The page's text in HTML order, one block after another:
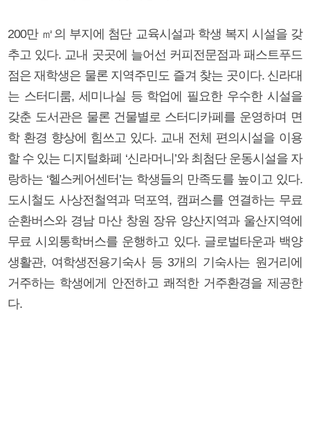
200만 ㎡의 부지에 첨단 교육시설과 학생 복지 시설을 갖
추고 있다. 교내 곳곳에 늘어선 커피전문점과 패스트푸드
점은 재학생은 물론 지역주민도 즐겨 찾는 곳이다. 신라대
는 스터디룸, 세미나실 등 학업에 필요한 우수한 시설을
갖춘 도서관은 물론 건물별로 스터디카페를 운영하며 면
학 환경 향상에 힘쓰고 있다. 교내 전체 편의시설을 이용
할 수 있는 디지털화폐 ‘신라머니’와 최첨단 운동시설을 자
랑하는 ‘헬스케어센터’는 학생들의 만족도를 높이고 있다.
도시철도 사상전철역과 덕포역, 캠퍼스를 연결하는 무료
순환버스와 경남 마산 창원 장유 양산지역과 울산지역에
무료 시외통학버스를 운행하고 있다. 글로벌타운과 백양
생활관, 여학생전용기숙사 등 3개의 기숙사는 원거리에
거주하는 학생에게 안전하고 쾌적한 거주환경을 제공한
다.